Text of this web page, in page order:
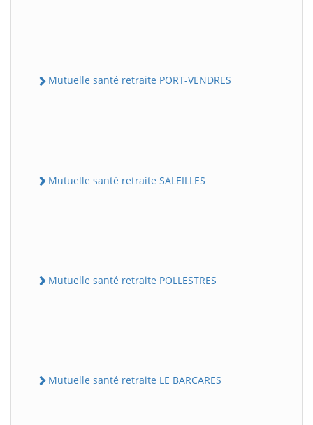
Mutuelle santé retraite PORT-VENDRES
Mutuelle santé retraite SALEILLES
Mutuelle santé retraite POLLESTRES
Mutuelle santé retraite LE BARCARES